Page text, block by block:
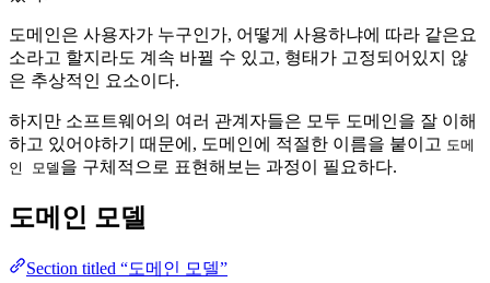
도메인은 사용자가 누구인가, 어떻게 사용하냐에 따라 같은요
소라고 할지라도 계속 바뀔 수 있고, 형태가 고정되어있지 않
은 추상적인 요소이다.
하지만 소프트웨어의 여러 관계자들은 모두 도메인을 잘 이해
하고 있어야하기 때문에, 도메인에 적절한 이름을 붙이고 도메
인 모델 을 구체적으로 표현해보는 과정이 필요하다.
도메인 모델
Section titled “도메인 모델”